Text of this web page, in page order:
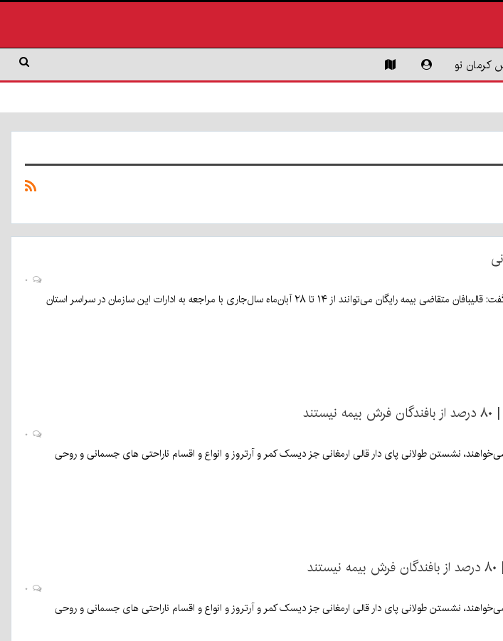
نو
رییس سازمان صنعت، معدن و تجارت استان کرمان گفت: قالیبافان متقاضی بیمه رایگان می‌توانند از ۱۴ تا ۲۸ آبان‌ماه سال‌جاری با مراجعه به ادارات این سازمان در سراسر استان
نشستن طولانی پای دار قالی ارمغانی جز دیسک کمر و آرتروز و انواع و اقسام ناراحتی های جسمانی و روحی
نشستن طولانی پای دار قالی ارمغانی جز دیسک کمر و آرتروز و انواع و اقسام ناراحتی های جسمانی و روحی